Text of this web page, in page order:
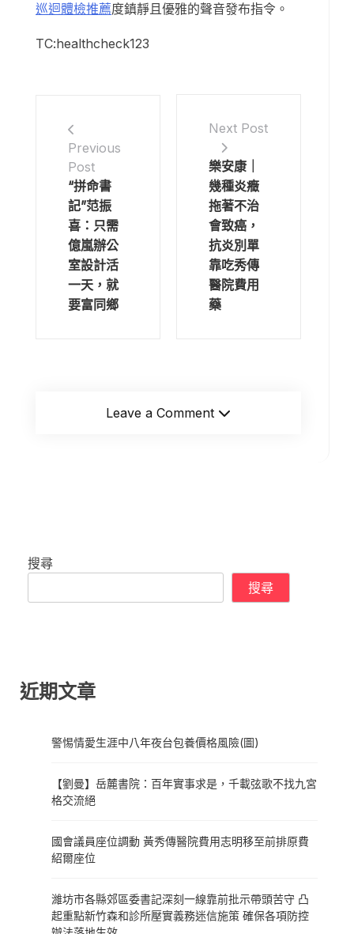
巡迴體檢推薦度鎮靜且優雅的聲音發布指令。
TC:healthcheck123
Previous
Post
“拼命書
記”范振
喜：只需
億嵐辦公
室設計活
一天，就
要富同鄉
Next Post
樂安康｜
幾種炎癥
拖著不治
會致癌，
抗炎別單
靠吃秀傳
醫院費用
藥
Leave a Comment
搜尋
搜尋
近期文章
警惕情愛生涯中八年夜台包養價格風險(圖)
【劉曼】岳麓書院：百年實事求是，千載弦歌不找九宮
格交流絕
國會議員座位調動 黃秀傳醫院費用志明移至前排原費
紹爾座位
濰坊市各縣郊區委書記深刻一線靠前批示帶頭苦守 凸
起重點新竹森和診所壓實義務迷信施策 確保各項防控